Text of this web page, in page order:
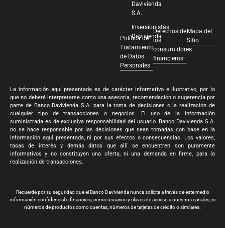
Davivienda
S.A.
Inversionistas
Davivienda
Política de
Tratamiento
de Datos
Personales
Derechos de
los
consumidores
financieros
Mapa del
Sitio
La información aquí presentada es de carácter informativo e ilustrativo, por lo
que no deberá interpretarse como una asesoría, recomendación o sugerencia por
parte de Banco Davivienda S.A. para la toma de decisiones o la realización de
cualquier tipo de transacciones o negocios. El uso de la información
suministrada es de exclusiva responsabilidad del usuario. Banco Davivienda S.A.
no se hace responsable por las decisiones que sean tomadas con base en la
información aquí presentada, ni por sus efectos o consecuencias. Los valores,
tasas de interés y demás datos que allí se encuentren son puramente
informativos y no constituyen una oferta, ni una demanda en firme, para la
realización de transacciones.
Recuerde por su seguridad que el Banco Davivienda nunca solicita a través de este medio
información confidencial o financiera, como usuarios y claves de acceso a nuestros canales, ni
números de productos como cuentas, números de tarjetas de crédito o similares.